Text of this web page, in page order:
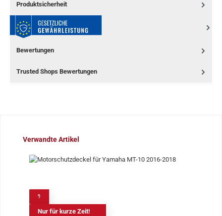
Produktsicherheit
Bewertungen
Trusted Shops Bewertungen
Produktgalerie überspringen
Verwandte Artikel
Nur für kurze Zeit!